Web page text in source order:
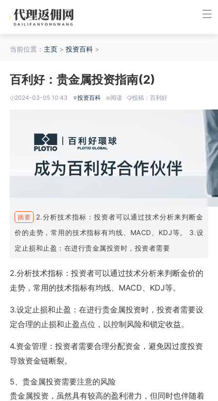
当前位置： 主页 > 投资百科 >
百利好：贵金属投资指南(2)
2024-03-05 10:43 投资百科 阅读 投稿：百利好
摘要
2.分析技术指标：投资者可以通过技术分析来判断金
价的走势，常用的技术指标有均线、MACD、KDJ等。 3.设
定止损和止盈：在进行贵金属投资时，投资者需要
2.分析技术指标：投资者可以通过技术分析来判断金价的
走势，常用的技术指标有均线、MACD、KDJ等。
3.设定止损和止盈：在进行贵金属投资时，投资者需要设
定合理的止损和止盈点位，以控制风险和锁定收益。
4.资金管理：投资者需要合理分配资金，避免因过度投资
导致资金链断裂。
5、贵金属投资需要注意的风险
贵金属投资，虽然具有较高的盈利潜力，但同时也伴随着